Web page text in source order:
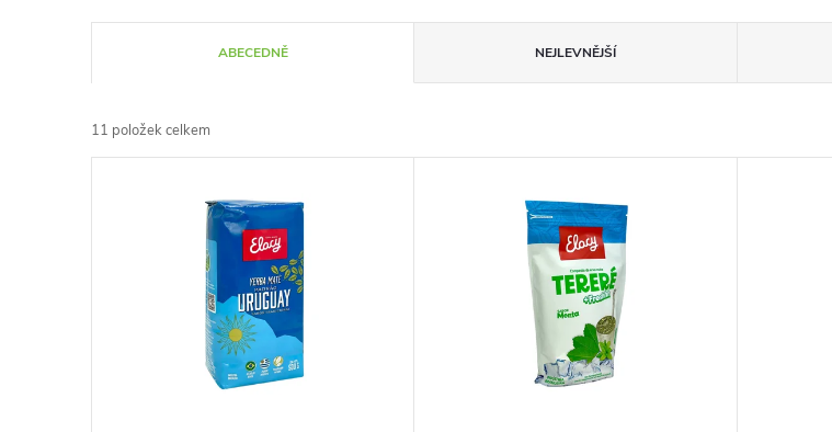
a
z
ABECEDNĚ NEJLEVNĚJŠÍ
11 položek celkem